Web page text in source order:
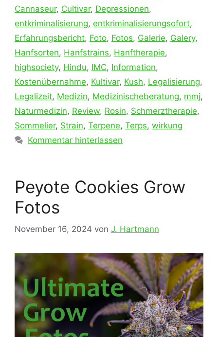
Cannaseur, Cultivar, Depressionen,
entkriminalisierung, entkriminalisierungsofort,
Erfahrungsbericht, Foto, Fotos, Galerie, Galery,
Hanfsorten, Hanfstrains, Hanftherapie,
highsociety, Hindu, IMC, Information,
Kostenübernahme, Kultivar, Kush, Legalisierung,
Legalizeit, Medizin, Medizinischeberatung, mmj,
Naturmedizin, Review, Rosin, Schmerztherapie,
Sommelier, Strain, Terpene, Terps, wirkung
Kommentar hinterlassen
Peyote Cookies Grow
Fotos
November 16, 2024 von J. Hartmann